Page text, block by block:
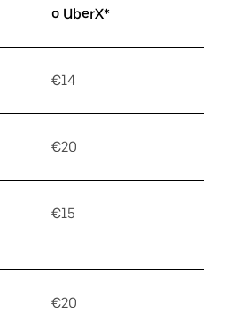
o UberX*
€14
€20
€15
€20